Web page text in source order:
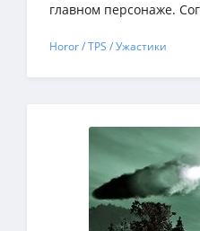
главном персонаже.
Horor / TPS / Ужастики